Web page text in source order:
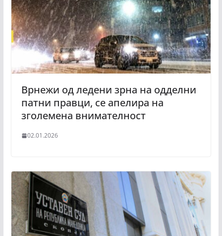
Врнежи од ледени зрна на одделни
патни правци, се апелира на
зголемена внимателност
02.01.2026